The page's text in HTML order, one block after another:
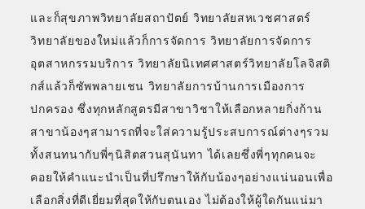
และก็สุขภาพวิทยาลัยสถาปัตย์ วิทยาลัยสหเวชศาสตร์
วิทยาลัยของใหม่แล้วก็การจัดการ วิทยาลัยการจัดการ
อุตสาหกรรมบริการ วิทยาลัยนิเทศศาสตร์วิทยาลัยโลจิสติ
กส์แล้วก็ซัพพลายเชน วิทยาลัยการบ้านการเมืองการ
ปกครอง ซึ่งทุกหลักสูตรมีสาขาวิชาให้เลือกหลายกิ่งก้าน
สาขาน้องๆสามารถที่จะใส่ความรู้ประสบการณ์ต่างๆรวม
ทั้งสนทนากับพี่ๆนิสิตสวนสุนันทา ได้เลยซึ่งพี่ๆทุกคนจะ
คอยให้คำแนะนำเป็นที่ปรึกษาให้กับน้องๆอย่างแน่นอนเพื่อ
เลือกสิ่งที่ดีเยี่ยมที่สุดให้กับตนเอง ไม่ต้องให้ผู้ใดกันแน่มา